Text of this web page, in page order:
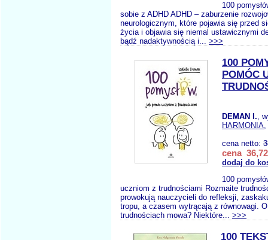
100
sobie z ADHD ADHD – zaburzenie
neurologicznym, które pojawia się przed
życia i objawia się niemal ustawicznymi
bądź nadaktywnością i... >>>
100
POMÓC
DEMAN I.,
HARMONIA,
cena netto:
cena 36,72
dodaj do
100
uczniom z trudnościami Rozmaite
prowokują nauczycieli do refleksji,
tropu, a czasem wytrącają z równowagi.
trudnościach mowa? Niektóre... >>>
100